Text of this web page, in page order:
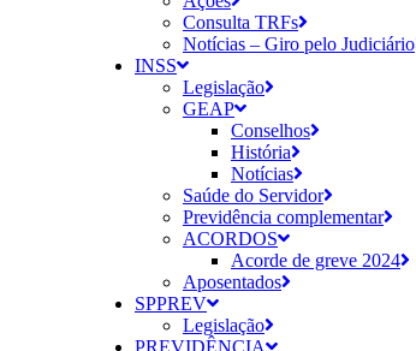
Consulta TRFs
Notícias – Giro pelo Judiciário
INSS
Legislação
GEAP
Conselhos
História
Notícias
Saúde do Servidor
Previdência complementar
ACORDOS
Acorde de greve 2024
Aposentados
SPPREV
Legislação
PREVIDÊNCIA